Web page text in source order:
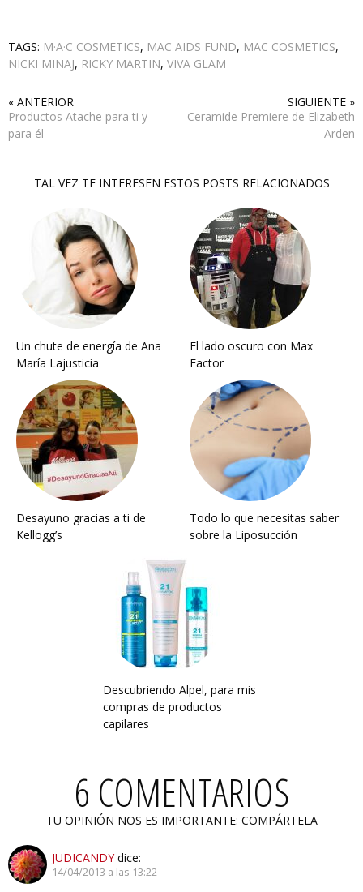
TAGS: M·A·C COSMETICS, MAC AIDS FUND, MAC COSMETICS,
NICKI MINAJ, RICKY MARTIN, VIVA GLAM
« ANTERIOR
Productos Atache para ti y
para él
SIGUIENTE »
Ceramide Premiere de Elizabeth
Arden
TAL VEZ TE INTERESEN ESTOS POSTS RELACIONADOS
Un chute de energía de Ana
María Lajusticia
El lado oscuro con Max
Factor
Desayuno gracias a ti de
Kellogg’s‎
Todo lo que necesitas saber
sobre la Liposucción
Descubriendo Alpel, para mis
compras de productos
capilares
6 COMENTARIOS
TU OPINIÓN NOS ES IMPORTANTE: COMPÁRTELA
JUDICANDY dice:
14/04/2013 a las 13:22